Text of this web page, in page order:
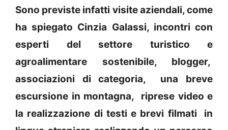
Sono previste infatti visite aziendali, come
ha spiegato Cinzia Galassi, incontri con
esperti del settore turistico e
agroalimentare sostenibile, blogger,
associazioni di categoria, una breve
escursione in montagna, riprese video e
la realizzazione di testi e brevi filmati in